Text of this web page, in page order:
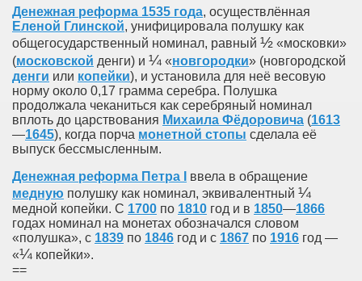
Денежная реформа 1535 года, осуществлённая
Еленой Глинской, унифицировала полушку как
общегосударственный номинал, равный ½ «московки»
(московской денги) и ¼ «новгородки» (новгородской
денги или копейки), и установила для неё весовую
норму около 0,17 грамма серебра. Полушка
продолжала чеканиться как серебряный номинал
вплоть до царствования Михаила Фёдоровича (1613
—1645), когда порча монетной стопы сделала её
выпуск бессмысленным.
Денежная реформа Петра I
ввела в обращение
медную полушку как номинал, эквивалентный ¼
медной копейки. С 1700 по 1810 год и в 1850—1866
годах номинал на монетах обозначался словом
«полушка», с 1839 по 1846 год и с 1867 по 1916 год —
«¼ копейки».
==